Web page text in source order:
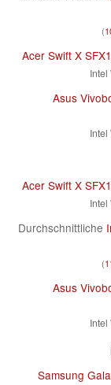
(
Acer Swift X
Intel
Asus
Intel
Acer Swift X
Intel
Durchschnittliche
(
Asus
Intel
Samsung